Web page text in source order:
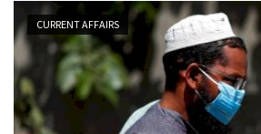
CURRENT AFFAIRS